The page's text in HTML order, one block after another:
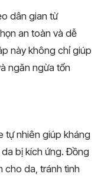
dân gian từ
an toàn và dễ
này không chỉ giúp
ngăn ngừa tổn
tự nhiên giúp kháng
bị kích ứng. Đồng
cho da, tránh tình